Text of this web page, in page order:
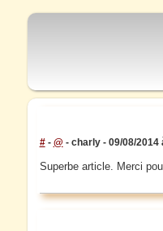
#- @ - charly - 09/08/2014
Superbe article. Merci